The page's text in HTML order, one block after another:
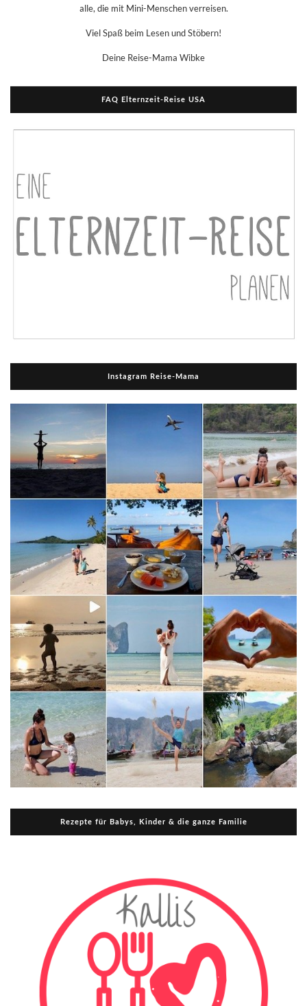
alle, die mit Mini-Menschen verreisen.
Viel Spaß beim Lesen und Stöbern!
Deine Reise-Mama Wibke
FAQ Elternzeit-Reise USA
Instagram Reise-Mama
Rezepte für Babys, Kinder & die ganze Familie